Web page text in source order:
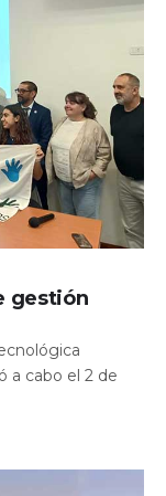
gestión
a cabo el 2 de